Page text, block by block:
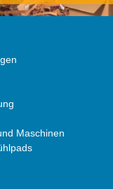
Maschinen